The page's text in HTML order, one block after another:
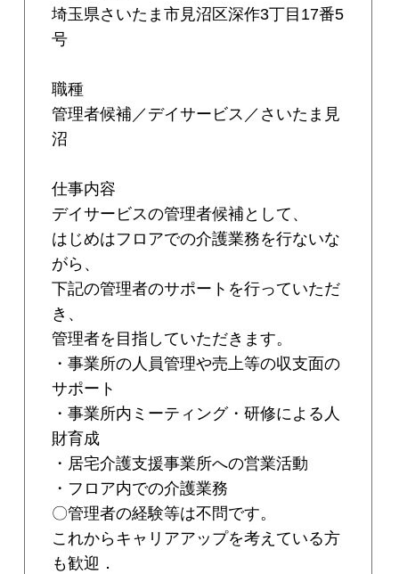
埼玉県さいたま市見沼区深作3丁目17番5
号
職種
管理者候補／デイサービス／さいたま見
沼
仕事内容
デイサービスの管理者候補として、
はじめはフロアでの介護業務を行ないな
がら、
下記の管理者のサポートを行っていただ
き、
管理者を目指していただきます。
・事業所の人員管理や売上等の収支面の
サポート
・事業所内ミーティング・研修による人
財育成
・居宅介護支援事業所への営業活動
・フロア内での介護業務
〇管理者の経験等は不問です。
これからキャリアアップを考えている方
も歓迎．